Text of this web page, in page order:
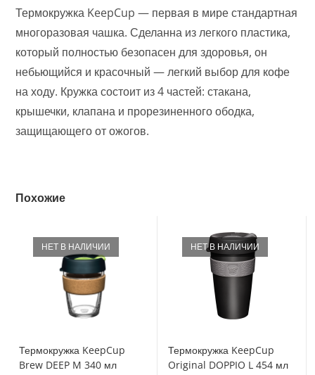
Термокружка KeepCup — первая в мире стандартная
многоразовая чашка. Сделанна из легкого пластика,
который полностью безопасен для здоровья, он
небьющийся и красочный — легкий выбор для кофе
на ходу. Кружка состоит из 4 частей: стакана,
крышечки, клапана и прорезиненного ободка,
защищающего от ожогов.
Похожие
НЕТ В НАЛИЧИИ
Термокружка KeepCup
Brew DEEP M 340 мл
НЕТ В НАЛИЧИИ
Термокружка KeepCup
Original DOPPIO L 454 мл